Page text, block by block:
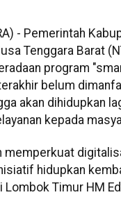
- Pemerintah
Tenggara Barat
program
belum
akan dihidupkan
kepada
memperkuat
hidupkan
Lombok Timur HM